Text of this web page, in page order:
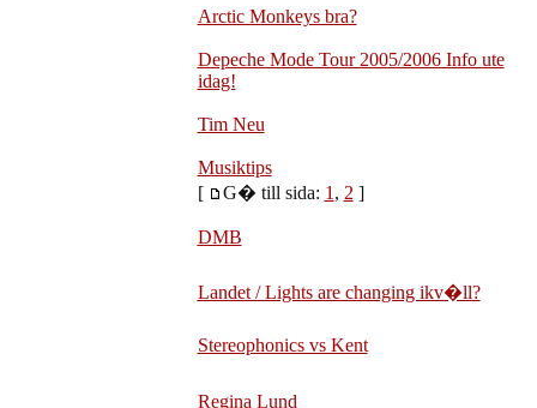
Arctic Monkeys bra?
Depeche Mode Tour 2005/2006 Info ute
idag!
Tim Neu
Musiktips
[
G� till sida: 1 , 2 ]
DMB
Landet / Lights are changing ikv�ll?
Stereophonics vs Kent
Regina Lund